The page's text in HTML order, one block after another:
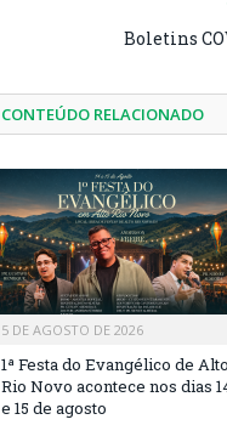
Boletins
CONTEÚDO RELACIONADO
5 DE AGOSTO DE 2026
1ª Festa do Evangélico de Alto
Rio Novo acontece nos dias
e 15 de agosto